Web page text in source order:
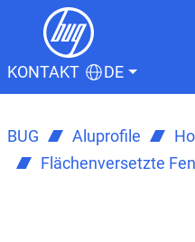
KONTAKT DE
BUG Aluprofile
Flächenversetzte